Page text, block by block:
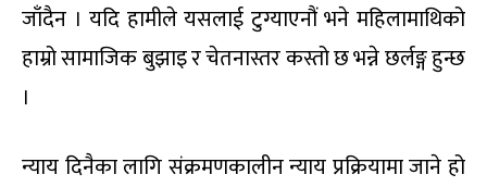
जाँदैन । यदि हामीले यसलाई टुग्याएनौं भने महिलामाथिको
हाम्रो सामाजिक बुझाइ र चेतनास्तर कस्तो छ भन्ने छर्लङ्ग हुन्छ
।
न्याय दिनैका लागि संक्रमणकालीन न्याय प्रक्रियामा जाने हो